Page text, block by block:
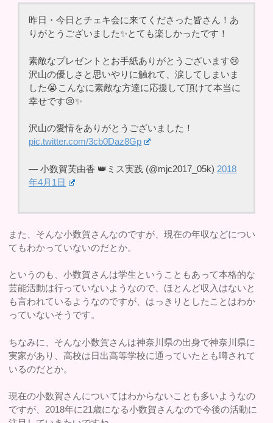
昨日・今日とチェキ会に来てくださった皆さん！あ
りがとうございました✨とても楽しかったです！
素敵なプレゼントとお手紙ありがとうございます😢
沢山の優しさと思いやりに触れて、涙してしまいま
した😭こんなに素敵な方達に応援して頂けて本当に
幸せです😢✨
沢山の愛情をありがとうございました！
pic.twitter.com/3cb0Daz8Gp
— 小数賀芙由香 👑ミス実践 (@mjc2017_05k) 2018
年4月1日
また、そんな小数賀さんなのですが、現在の年収などについ
てもわかっていないのだとか。
というのも、小数賀さんは学生ということもあって本格的な
芸能活動は行っていないようなので、ほとんど収入はないと
も言われているようなのですが、はっきりとしたことはわか
っていないそうです。
ちなみに、そんな小数賀さんは神奈川県の出身で神奈川県に
実家があり、高校は日出高等学校に通っていたとも噂されて
いるのだとか。
現在の小数賀さんについてはわからないことも多いようなの
ですが、2018年に21歳になる小数賀さんなので今後の活動に